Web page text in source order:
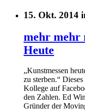
15. Okt. 2014
mehr mehr
Heute
„Kunstmessen
zu sterben.“
Kollege auf
den Zahlen. Ed
Gründer der